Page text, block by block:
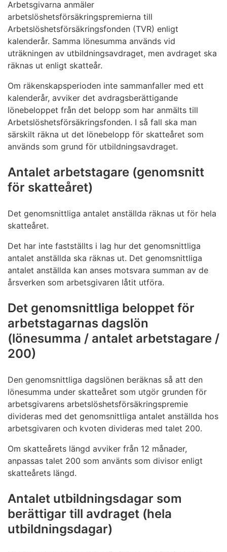
Arbetsgivarna anmäler
arbetslöshetsförsäkringspremierna till
Arbetslöshetsförsäkringsfonden (TVR) enligt
kalenderår. Samma lönesumma används vid
uträkningen av utbildningsavdraget, men avdraget ska
räknas ut enligt skatteår.
Om räkenskapsperioden inte sammanfaller med ett
kalenderår, avviker det avdragsberättigande
lönebeloppet från det belopp som har anmälts till
Arbetslöshetsförsäkringsfonden. I så fall ska man
särskilt räkna ut det lönebelopp för skatteåret som
används som grund för utbildningsavdraget.
Antalet arbetstagare (genomsnitt
för skatteåret)
Det genomsnittliga antalet anställda räknas ut för hela
skatteåret.
Det har inte fastställts i lag hur det genomsnittliga
antalet anställda ska räknas ut. Det genomsnittliga
antalet anställda kan anses motsvara summan av de
årsverken som arbetsgivaren låtit utföra.
Det genomsnittliga beloppet för
arbetstagarnas dagslön
(lönesumma / antalet arbetstagare /
200)
Den genomsnittliga dagslönen beräknas så att den
lönesumma under skatteåret som utgör grunden för
arbetsgivarens arbetslöshetsförsäkringspremie
divideras med det genomsnittliga antalet anställda hos
arbetsgivaren och kvoten divideras med talet 200.
Om skatteårets längd avviker från 12 månader,
anpassas talet 200 som använts som divisor enligt
skatteårets längd.
Antalet utbildningsdagar som
berättigar till avdraget (hela
utbildningsdagar)